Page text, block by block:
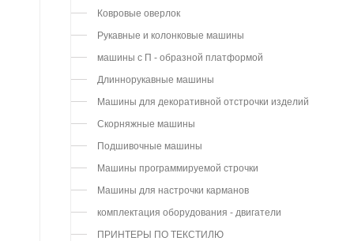
Ковровые оверлок
Рукавные и колонковые машины
машины с П - образной платформой
Длиннорукавные машины
Машины для декоративной отстрочки изделий
Скорняжные машины
Подшивочные машины
Машины программируемой строчки
Машины для настрочки карманов
комплектация оборудования - двигатели
ПРИНТЕРЫ ПО ТЕКСТИЛЮ